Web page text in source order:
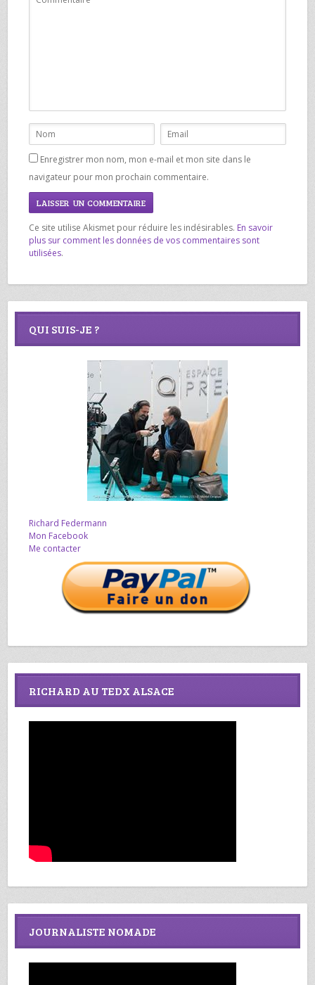
Enregistrer mon nom, mon e-mail et mon site dans le
navigateur pour mon prochain commentaire.
Ce site utilise Akismet pour réduire les indésirables. En savoir
plus sur comment les données de vos commentaires sont
utilisées.
QUI SUIS-JE ?
Richard Federmann
Mon Facebook
Me contacter
RICHARD AU TEDX ALSACE
JOURNALISTE NOMADE